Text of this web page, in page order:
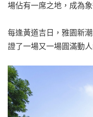
場佔有一席之地，成為
每逢黃道吉日，雅園新
證了一場又一場圓滿動